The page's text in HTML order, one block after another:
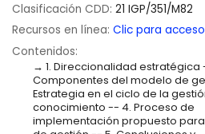
Clasificación CDD: 21 IGP/351/M82
Recursos en línea: Clic para
Contenidos:
1. Direccionalidad estratégica
Componentes del modelo de
Estrategia en el ciclo de la
conocimiento -- 4. Proceso de
implementación propuesto